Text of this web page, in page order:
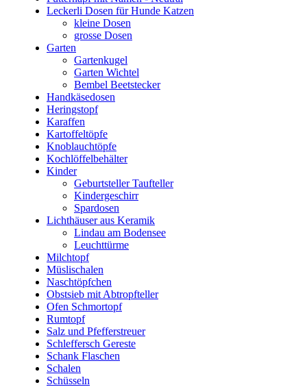
Leckerli Dosen für Hunde Katzen
kleine Dosen
grosse Dosen
Garten
Gartenkugel
Garten Wichtel
Bembel Beetstecker
Handkäsedosen
Heringstopf
Karaffen
Kartoffeltöpfe
Knoblauchtöpfe
Kochlöffelbehälter
Kinder
Geburtsteller Taufteller
Kindergeschirr
Spardosen
Lichthäuser aus Keramik
Lindau am Bodensee
Leuchttürme
Milchtopf
Müslischalen
Naschtöpfchen
Obstsieb mit Abtropfteller
Ofen Schmortopf
Rumtopf
Salz und Pfefferstreuer
Schleffersch Gereste
Schank Flaschen
Schalen
Schüsseln